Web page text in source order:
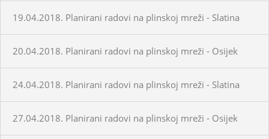
19.04.2018. Planirani radovi na plinskoj mreži - Slatina
20.04.2018. Planirani radovi na plinskoj mreži - Osijek
24.04.2018. Planirani radovi na plinskoj mreži - Slatina
27.04.2018. Planirani radovi na plinskoj mreži - Osijek